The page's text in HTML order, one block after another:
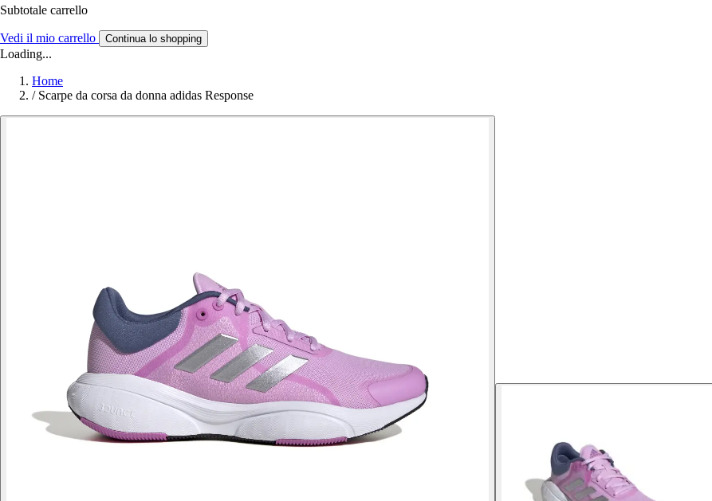
Subtotale carrello
Vedi il mio carrello Continua lo shopping
Loading...
Home
/ Scarpe da corsa da donna adidas Response